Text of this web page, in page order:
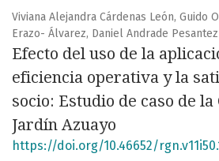
Viviana Alejandra Cárdenas León, Guido
Erazo- Álvarez, Daniel Andrade Pesantez
Efecto del uso de la
eficiencia operativa y la
socio: Estudio de caso de
Jardín Azuayo
https://doi.org/10.46652/